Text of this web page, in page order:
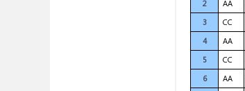
2
AA
3
CC
4
AA
5
CC
6
AA